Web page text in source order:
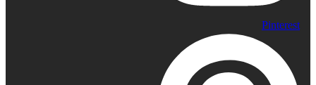
Pinterest